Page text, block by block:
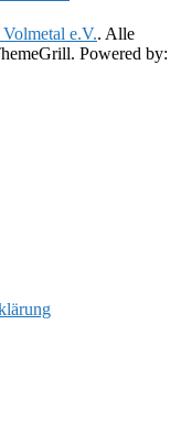
e.V.. Alle
Powered by: